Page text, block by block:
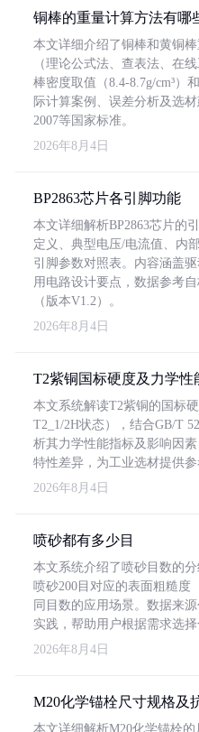
铜棒的重量计算方法有哪
本文详细介绍了铜棒和黄铜
（理论公式法、查表法、在
棒密度取值（8.4-8.7g/cm³）
际计算案例、误差分析及选
2007等国家标准。
2026年8月4日
BP2863芯片各引脚功能
本文详细解析BP2863芯片的
定义、典型电压/电流值、内
引脚参数对照表。内容涵盖
用电路设计要点，数据参考
（版本V1.2）。
2026年8月4日
T2紫铜国标硬度及力学性
本文系统解读T2紫铜的国标
T2_1/2H状态），结合GB/T
析其力学性能指标及影响因
特性差异，为工业选材提供参
2026年8月4日
喷砂都有多少目
本文系统介绍了喷砂目数的
喷砂200目对应的表面粗糙度
同目数的应用场景。数据来
实践，帮助用户根据需求选择
2026年8月4日
M20化学锚栓尺寸规格及
本文详细解析M20化学锚栓